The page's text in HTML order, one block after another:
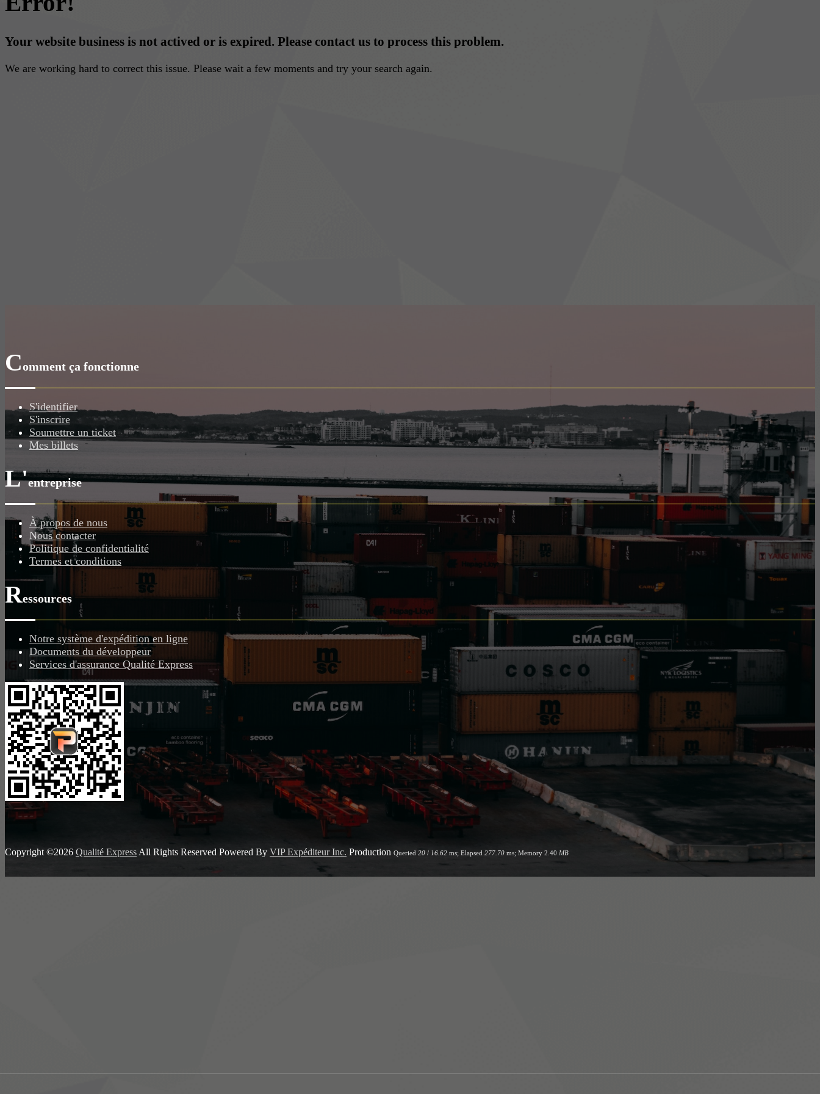
Your website business is not actived or is expired. Please contact us to process this problem.
We are working hard to correct this issue. Please wait a few moments and try your search again.
Comment ça fonctionne
S'identifier
S'inscrire
Soumettre un ticket
Mes billets
L'entreprise
À propos de nous
Nous contacter
Politique de confidentialité
Termes et conditions
Ressources
Notre système d'expédition en ligne
Documents du développeur
Services d'assurance Qualité Express
Copyright ©2026 Qualité ExpressAll Rights Reserved Powered By VIP Expéditeur Inc. Production Queried 20 / 16.62 ms; Elapsed 277.70 ms; Memory 2.40 MB